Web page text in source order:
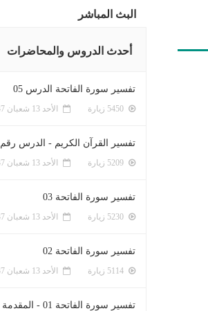
البث المباشر
أحدث الدروس والمحاضرات
تفسير سورة الفاتحة الدرس 05
الأحد 13 شعبان 1447ﻫ 1-2-2026م
تفسير القرآن الكريم - الدرس رقم 04
الأحد 13 شعبان 1447ﻫ 1-2-2026م
تفسير سورة الفاتحة 03
الأحد 13 شعبان 1447ﻫ 1-2-2026م
تفسير سورة الفاتحة 02
الأحد 13 شعبان 1447ﻫ 1-2-2026م
تفسير سورة الفاتحة 01 - المقدمة